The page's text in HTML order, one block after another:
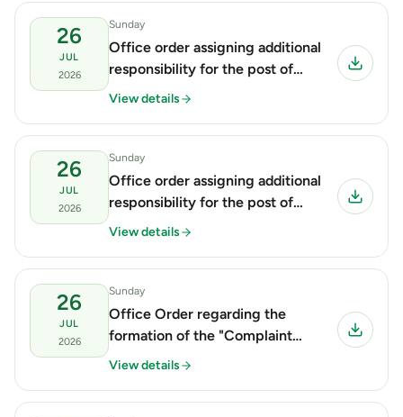
26
JUL
2026
Sunday
Office order assigning additional
responsibility for the post of
'Director' in the ICT Cell.
View details
26
JUL
2026
Sunday
Office order assigning additional
responsibility for the post of
'Provost' for female student
View details
26
JUL
2026
Sunday
Office Order regarding the
formation of the "Complaint
Committee" at RMSTU
View details